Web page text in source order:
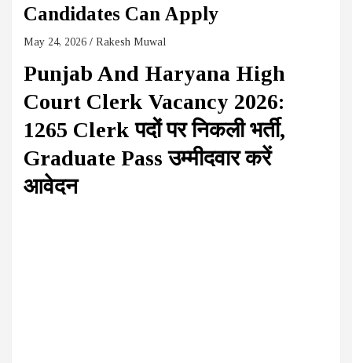
Candidates Can Apply
May 24, 2026 Rakesh Muwal
Punjab And Haryana High
Court Clerk Vacancy 2026:
1265 Clerk पदों पर निकली भर्ती,
Graduate Pass उम्मीदवार करें
आवेदन